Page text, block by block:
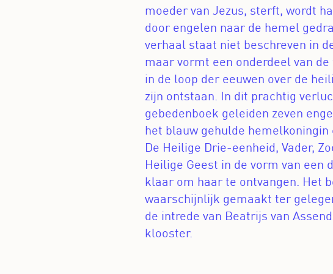
moeder van Jezus, sterft, wordt
door engelen naar de hemel
verhaal staat niet beschreven in
maar vormt een onderdeel van
in de loop der eeuwen over de
zijn ontstaan. In dit prachtig
gebedenboek geleiden zeven
het blauw gehulde hemelkoningin
De Heilige Drie-eenheid, Vader,
Heilige Geest in de vorm van een
klaar om haar te ontvangen. Het
waarschijnlijk gemaakt ter
de intrede van Beatrijs van
klooster.